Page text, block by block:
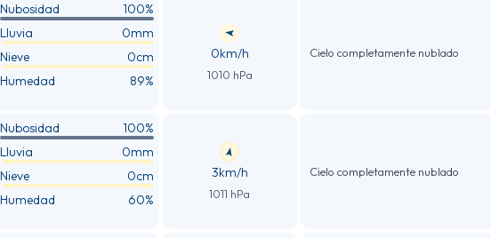
Nubosidad
100%
Lluvia
0mm
Nieve
0cm
Humedad
89%
0km/h
1010 hPa
Cielo completamente nublado
Nubosidad
100%
Lluvia
0mm
Nieve
0cm
Humedad
60%
3km/h
1011 hPa
Cielo completamente nublado